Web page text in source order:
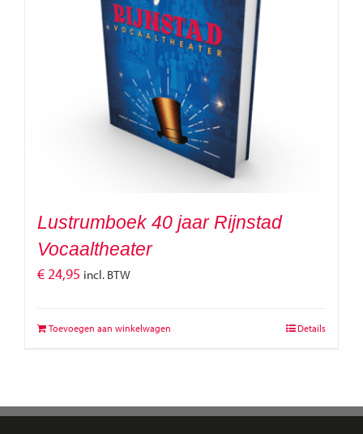
Lustrumboek 40 jaar Rijnstad
Vocaaltheater
€24,95 incl. BTW
Toevoegen aan winkelwagen Details